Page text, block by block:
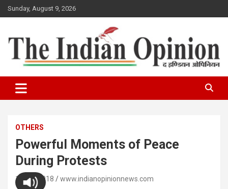
Skip
to
Sunday, August 9, 2026
Indian Opinion News
OTHERS
Powerful Moments of Peace
During Protests
19/11/2018 www.indianopinionnews.com